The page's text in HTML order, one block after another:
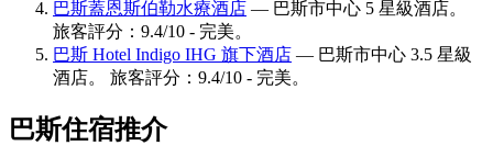
巴斯蓋恩斯伯勒水療酒店 — 巴斯市中心 5 星級酒店。
旅客評分：9.4/10 - 完美。
巴斯 Hotel Indigo IHG 旗下酒店 — 巴斯市中心 3.5 星級
酒店。 旅客評分：9.4/10 - 完美。
巴斯住宿推介